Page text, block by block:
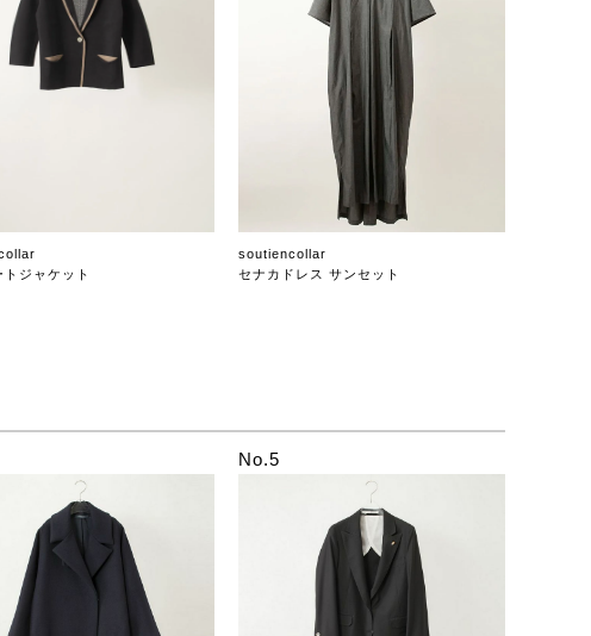
トジャケット
soutiencollar
セナカドレス サンセット
No.5